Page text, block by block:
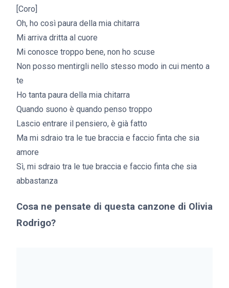
[Coro]
Oh, ho così paura della mia chitarra
Mi arriva dritta al cuore
Mi conosce troppo bene, non ho scuse
Non posso mentirgli nello stesso modo in cui mento a
te
Ho tanta paura della mia chitarra
Quando suono è quando penso troppo
Lascio entrare il pensiero, è già fatto
Ma mi sdraio tra le tue braccia e faccio finta che sia
amore
Sì, mi sdraio tra le tue braccia e faccio finta che sia
abbastanza
Cosa ne pensate di questa canzone di Olivia
Rodrigo?